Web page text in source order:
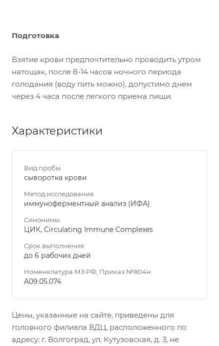
Подготовка
Взятие крови предпочтительно проводить утром
натощак, после 8-14 часов ночного периода
голодания (воду пить можно), допустимо днем
через 4 часа после легкого приема пищи.
Характеристики
Вид пробы
сыворотка крови
Метод исследования
иммуноферментный анализ (ИФА)
Синонимы
ЦИК, Circulating Immune Complexes
Срок выполнения
до 6 рабочих дней
Номенклатура МЗ РФ, Приказ №804н
A09.05.074
Цены, указанные на сайте, приведены для
головного филиала ВДЦ, расположенного по
адресу: г. Волгоград, ул. Кутузовская, д. 3, не